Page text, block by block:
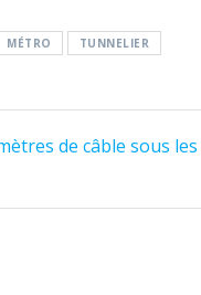
MÉTRO TUNNELIER
de câble sous les